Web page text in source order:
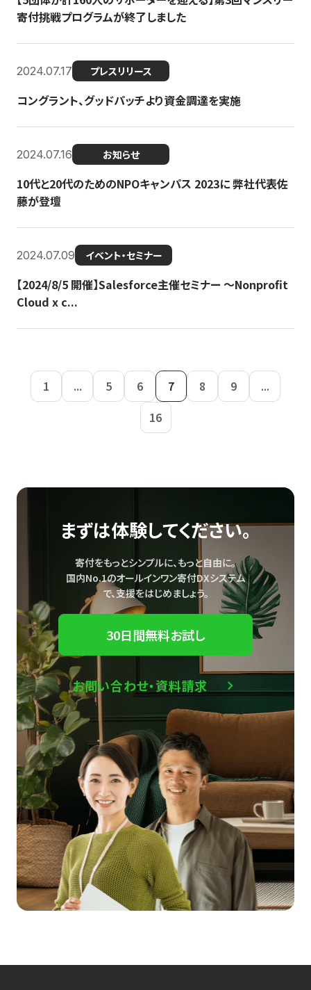
寄付挑戦プログラムが終了しました
2024.07.17 プレスリリース
コングラント、グッドパッチより資金調達を実施
2024.07.16 お知らせ
10代と20代のためのNPOキャンパス 2023に 弊社代表佐
藤が登壇
2024.07.09 イベント・セミナー
【2024/8/5 開催】Salesforce主催セミナー 〜Nonprofit
Cloud x c...
1 ... 5 6 7 8 9
...
16
まずは体験してください。
寄付をもっとシンプルに、もっと自由に。
国内No.1のオールインワン寄付DXシステム
で、支援をはじめましょう。
30日間無料お試し
お問い合わせ・資料請求